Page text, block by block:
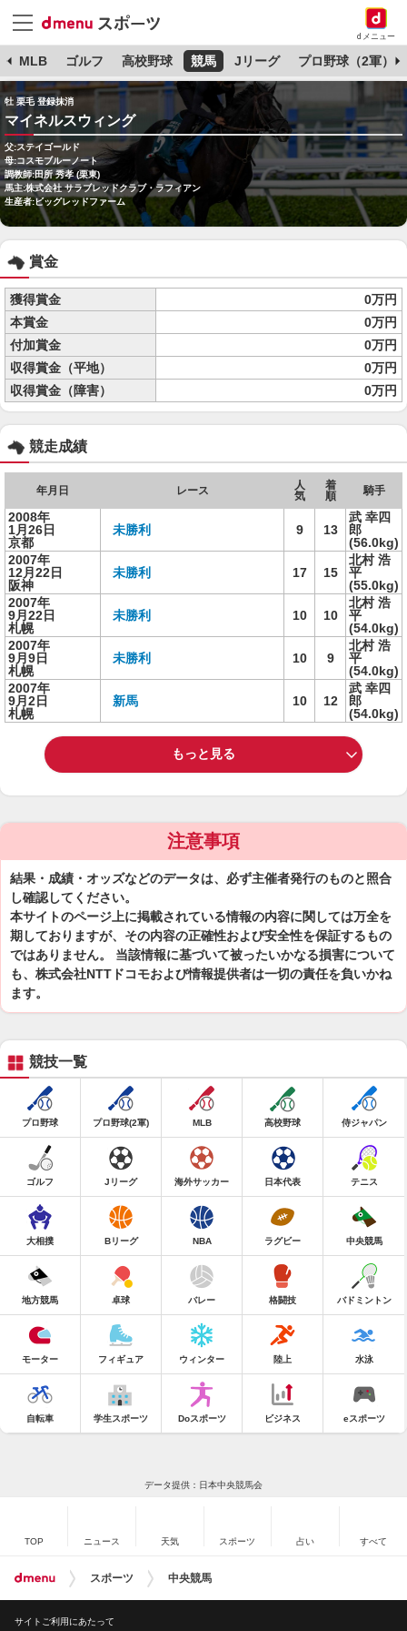
dメニュー
MLB ゴルフ 高校野球 競馬 Jリーグ プロ野球（2軍）
牡 栗毛 登録抹消
マイネルスウィング
父:ステイゴールド
母:コスモブルーノート
調教師:田所 秀孝 (栗東)
馬主:株式会社 サラブレッドクラブ・ラフィアン
生産者:ビッグレッドファーム
賞金
獲得賞金
0万円
本賞金
0万円
付加賞金
0万円
収得賞金（平地）
0万円
収得賞金（障害）
0万円
競走成績
年月日 レース
人
気
着
順
騎手
2008年
1月26日
京都
未勝利 9 13
武 幸四
郎
(56.0kg)
2007年
12月22日
阪神
未勝利 17 15
北村 浩
平
(55.0kg)
2007年
9月22日
札幌
未勝利 10 10
北村 浩
平
(54.0kg)
2007年
9月9日
札幌
未勝利 10 9
北村 浩
平
(54.0kg)
2007年
9月2日
札幌
新馬 10 12
武 幸四
郎
(54.0kg)
もっと見る
注意事項
結果・成績・オッズなどのデータは、必ず主催者発行のものと照合
し確認してください。
本サイトのページ上に掲載されている情報の内容に関しては万全を
期しておりますが、その内容の正確性および安全性を保証するもの
ではありません。 当該情報に基づいて被ったいかなる損害について
も、株式会社NTTドコモおよび情報提供者は一切の責任を負いかね
ます。
競技一覧
プロ野球 プロ野球(2軍) MLB 高校野球 侍ジャパン
ゴルフ Jリーグ 海外サッカー 日本代表 テニス
大相撲 Bリーグ NBA ラグビー 中央競馬
地方競馬 卓球 バレー 格闘技 バドミントン
モーター フィギュア ウィンター 陸上 水泳
自転車 学生スポーツ Doスポーツ ビジネス eスポーツ
データ提供：日本中央競馬会
TOP ニュース 天気 スポーツ 占い すべて
スポーツ 中央競馬
サイトご利用にあたって